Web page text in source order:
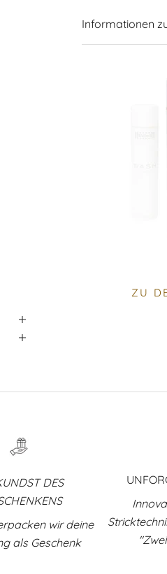
Informationen
ZU
DES
wir deine
als Geschenk